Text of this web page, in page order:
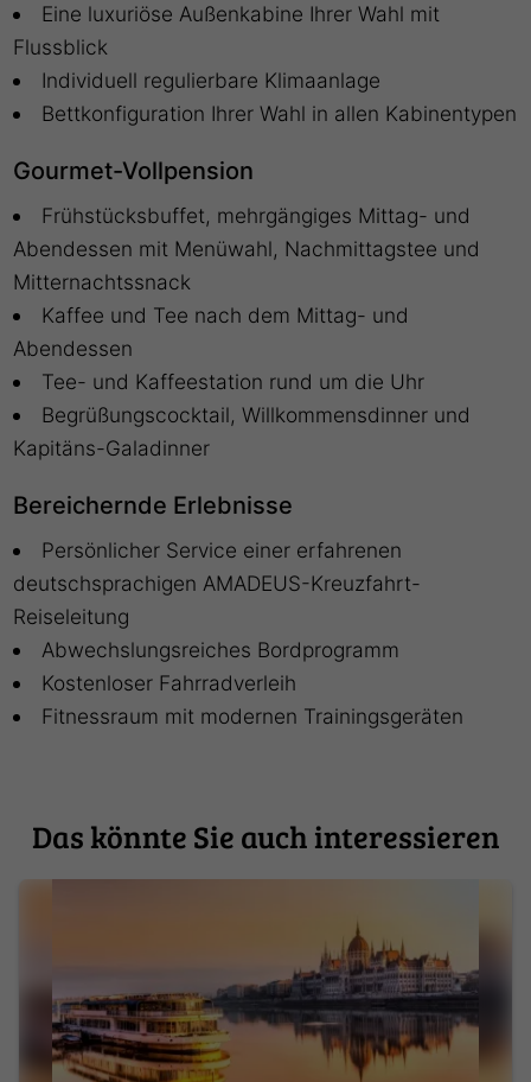
Eine luxuriöse Außenkabine Ihrer Wahl mit
Flussblick
Individuell regulierbare Klimaanlage
Bettkonfiguration Ihrer Wahl in allen Kabinentypen
Gourmet-Vollpension
Frühstücksbuffet, mehrgängiges Mittag- und
Abendessen mit Menüwahl, Nachmittagstee und
Mitternachtssnack
Kaffee und Tee nach dem Mittag- und
Abendessen
Tee- und Kaffeestation rund um die Uhr
Begrüßungscocktail, Willkommensdinner und
Kapitäns-Galadinner
Bereichernde Erlebnisse
Persönlicher Service einer erfahrenen
deutschsprachigen AMADEUS-Kreuzfahrt-
Reiseleitung
Abwechslungsreiches Bordprogramm
Kostenloser Fahrradverleih
Fitnessraum mit modernen Trainingsgeräten
Das könnte Sie auch interessieren